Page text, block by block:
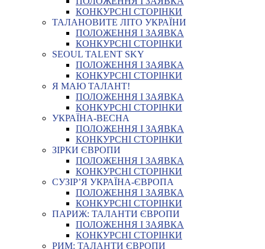
КОНКУРСНІ СТОРІНКИ
ТАЛАНОВИТЕ ЛІТО УКРАЇНИ
ПОЛОЖЕННЯ І ЗАЯВКА
КОНКУРСНІ СТОРІНКИ
SEOUL TALENT SKY
ПОЛОЖЕННЯ І ЗАЯВКА
КОНКУРСНІ СТОРІНКИ
Я МАЮ ТАЛАНТ!
ПОЛОЖЕННЯ І ЗАЯВКА
КОНКУРСНІ СТОРІНКИ
УКРАЇНА-ВЕСНА
ПОЛОЖЕННЯ І ЗАЯВКА
КОНКУРСНІ СТОРІНКИ
ЗІРКИ ЄВРОПИ
ПОЛОЖЕННЯ І ЗАЯВКА
КОНКУРСНІ СТОРІНКИ
СУЗІР’Я УКРАЇНА-ЄВРОПА
ПОЛОЖЕННЯ І ЗАЯВКА
КОНКУРСНІ СТОРІНКИ
ПАРИЖ: ТАЛАНТИ ЄВРОПИ
ПОЛОЖЕННЯ І ЗАЯВКА
КОНКУРСНІ СТОРІНКИ
РИМ: ТАЛАНТИ ЄВРОПИ